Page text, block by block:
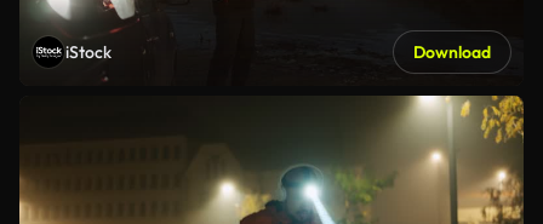
iStock Download